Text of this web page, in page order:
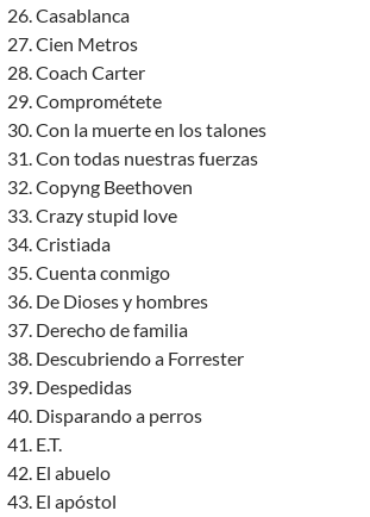
Casablanca
Cien Metros
Coach Carter
Comprométete
Con la muerte en los talones
Con todas nuestras fuerzas
Copyng Beethoven
Crazy stupid love
Cristiada
Cuenta conmigo
De Dioses y hombres
Derecho de familia
Descubriendo a Forrester
Despedidas
Disparando a perros
E.T.
El abuelo
El apóstol